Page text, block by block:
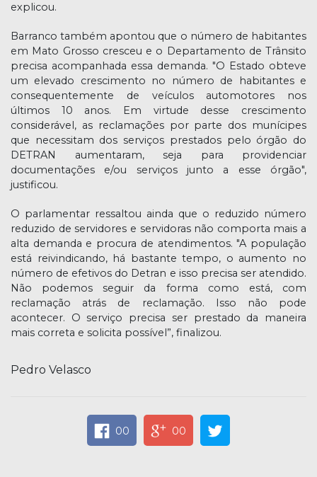
explicou.
Barranco também apontou que o número de habitantes
em Mato Grosso cresceu e o Departamento de Trânsito
precisa acompanhada essa demanda. "O Estado obteve
um elevado crescimento no número de habitantes e
consequentemente de veículos automotores nos
últimos 10 anos. Em virtude desse crescimento
considerável, as reclamações por parte dos munícipes
que necessitam dos serviços prestados pelo órgão do
DETRAN aumentaram, seja para providenciar
documentações e/ou serviços junto a esse órgão",
justificou.
O parlamentar ressaltou ainda que o reduzido número
reduzido de servidores e servidoras não comporta mais a
alta demanda e procura de atendimentos. "A população
está reivindicando, há bastante tempo, o aumento no
número de efetivos do Detran e isso precisa ser atendido.
Não podemos seguir da forma como está, com
reclamação atrás de reclamação. Isso não pode
acontecer. O serviço precisa ser prestado da maneira
mais correta e solicita possível”, finalizou.
Pedro Velasco
00 00